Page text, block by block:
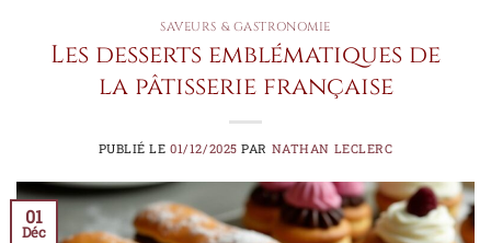
SAVEURS & GASTRONOMIE
Les desserts emblématiques de
la pâtisserie française
PUBLIÉ LE01/12/2025 PAR NATHAN LECLERC
01
Déc